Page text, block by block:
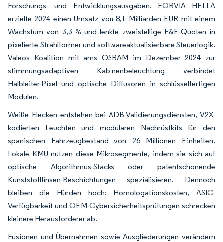
Forschungs- und Entwicklungsausgaben. FORVIA HELLA
erzielte 2024 einen Umsatz von 8,1 Milliarden EUR mit einem
Wachstum von 3,3 % und lenkte zweistellige F&E-Quoten in
pixelierte Strahlformer und softwareaktualisierbare Steuerlogik.
Valeos Koalition mit ams OSRAM im Dezember 2024 zur
stimmungsadaptiven Kabinenbeleuchtung verbindet
Halbleiter-Pixel und optische Diffusoren in schlüsselfertigen
Modulen.
Weiße Flecken entstehen bei ADB-Validierungsdiensten, V2X-
kodierten Leuchten und modularen Nachrüstkits für den
spanischen Fahrzeugbestand von 26 Millionen Einheiten.
Lokale KMU nutzen diese Mikrosegmente, indem sie sich auf
optische Algorithmus-Stacks oder patentschonende
Kunststofflinsen-Beschichtungen spezialisieren. Dennoch
bleiben die Hürden hoch: Homologationskosten, ASIC-
Verfügbarkeit und OEM-Cybersicherheitsprüfungen schrecken
kleinere Herausforderer ab.
Fusionen und Übernahmen sowie Ausgliederungen verändern